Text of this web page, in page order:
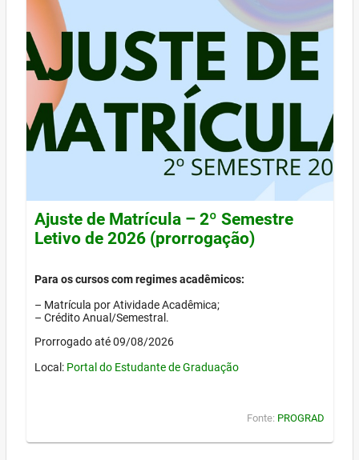
Ajuste de Matrícula – 2º Semestre
Letivo de 2026 (prorrogação)
Para os cursos com regimes acadêmicos:
– Matrícula por Atividade Acadêmica;
– Crédito Anual/Semestral.
Prorrogado até 09/08/2026
Local: Portal do Estudante de Graduação
Fonte: PROGRAD